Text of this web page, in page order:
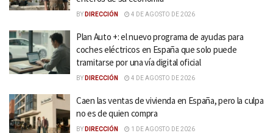
BY DIRECCIÓN 4 DE AGOSTO DE 2026
Plan Auto +: el nuevo programa de ayudas para
coches eléctricos en España que solo puede
tramitarse por una vía digital oficial
BY DIRECCIÓN 4 DE AGOSTO DE 2026
Caen las ventas de vivienda en España, pero la culpa
no es de quien compra
BY DIRECCIÓN 1 DE AGOSTO DE 2026